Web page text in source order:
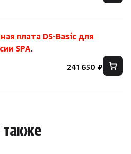
плата DS-Basic для
SPA.
241 650 ₽